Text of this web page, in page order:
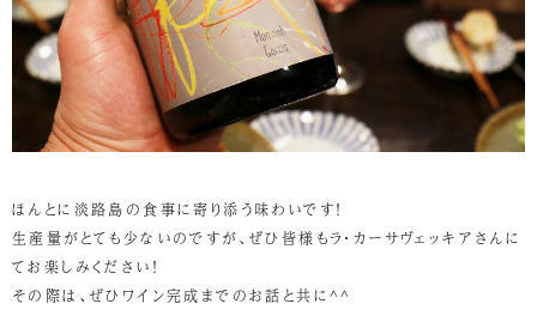
ほんとに淡路島の食事に寄り添う味わいです！
生産量がとても少ないのですが、ぜひ皆様もラ・カーサヴェッキアさんに
てお楽しみください！
その際は、ぜひワイン完成までのお話と共に^^